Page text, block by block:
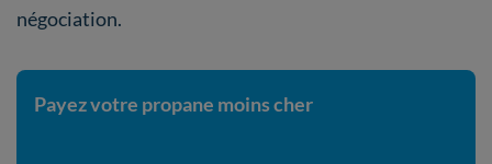
négociation.
Payez votre propane moins cher